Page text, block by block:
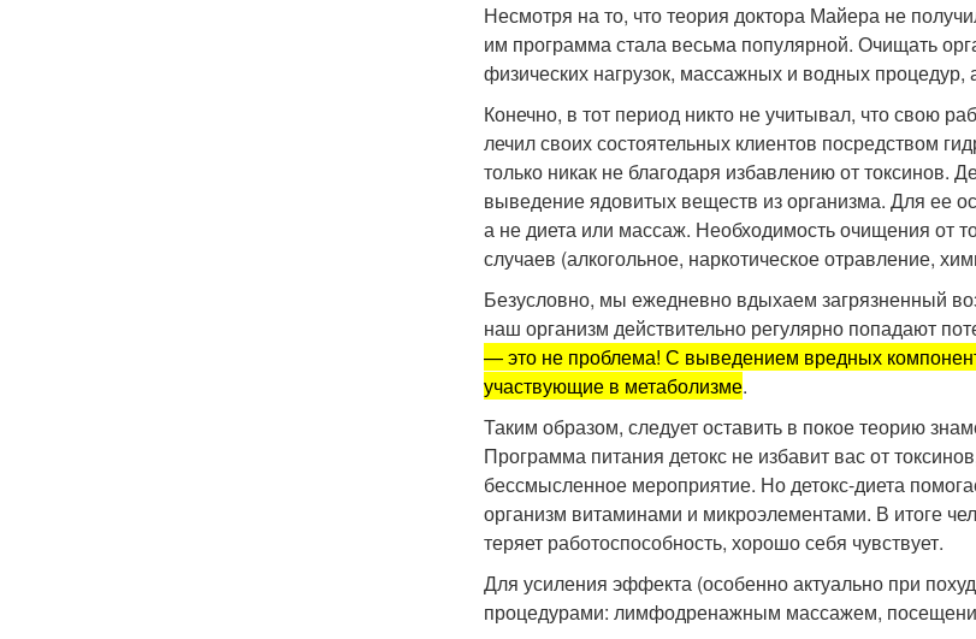
Несмотря на то, что теория доктора Майера не
им программа стала весьма популярной. Очищать
физических нагрузок, массажных и водных
Конечно, в тот период никто не учитывал, что свою
лечил своих состоятельных клиентов посредством
только никак не благодаря избавлению от
выведение ядовитых веществ из организма. Для ее
а не диета или массаж. Необходимость очищения от
случаев (алкогольное, наркотическое отравление,
Безусловно, мы ежедневно вдыхаем загрязненный
наш организм действительно регулярно попадают
— это не проблема! С выведением вредных
участвующие в метаболизме.
Таким образом, следует оставить в покое теорию
Программа питания детокс не избавит вас от
бессмысленное мероприятие. Но детокс-диета
организм витаминами и микроэлементами. В итоге
теряет работоспособность, хорошо себя чувствует.
Для усиления эффекта (особенно актуально при
процедурами: лимфодренажным массажем,